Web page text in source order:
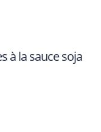
à la sauce soja